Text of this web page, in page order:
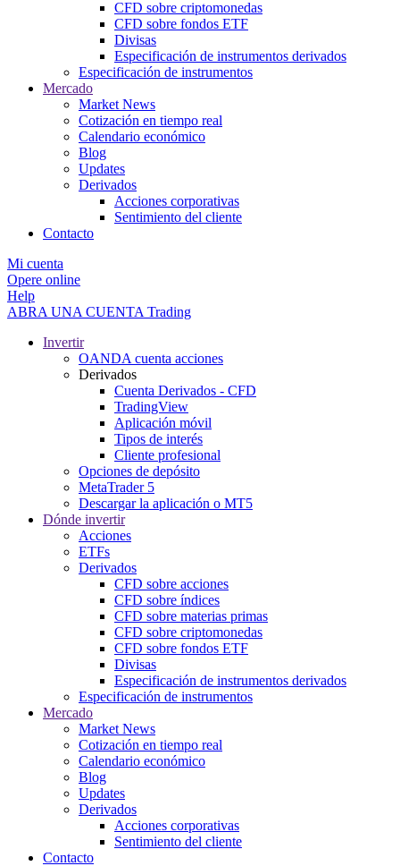
CFD sobre criptomonedas
CFD sobre fondos ETF
Divisas
Especificación de instrumentos derivados
Especificación de instrumentos
Mercado
Market News
Cotización en tiempo real
Calendario económico
Blog
Updates
Derivados
Acciones corporativas
Sentimiento del cliente
Contacto
Mi cuenta
Opere online
Help
ABRA UNA CUENTA Trading
Invertir
OANDA cuenta acciones
Derivados
Cuenta Derivados - CFD
TradingView
Aplicación móvil
Tipos de interés
Cliente profesional
Opciones de depósito
MetaTrader 5
Descargar la aplicación o MT5
Dónde invertir
Acciones
ETFs
Derivados
CFD sobre acciones
CFD sobre índices
CFD sobre materias primas
CFD sobre criptomonedas
CFD sobre fondos ETF
Divisas
Especificación de instrumentos derivados
Especificación de instrumentos
Mercado
Market News
Cotización en tiempo real
Calendario económico
Blog
Updates
Derivados
Acciones corporativas
Sentimiento del cliente
Contacto